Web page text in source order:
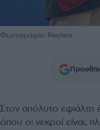
Φωτογραφία: Reuters
Στον απόλυτο εφιάλτη
όπου οι νεκροί είναι,